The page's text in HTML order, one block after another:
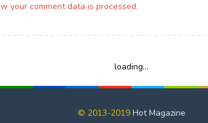
your comment data is processed.
loading...
© 2013-2019 Hot Magazine